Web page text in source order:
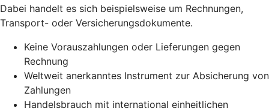
Dabei handelt es sich beispielsweise um Rechnungen,
Transport- oder Versicherungsdokumente.
Keine Vorauszahlungen oder Lieferungen gegen
Rechnung
Weltweit anerkanntes Instrument zur Absicherung von
Zahlungen
Handelsbrauch mit international einheitlichen